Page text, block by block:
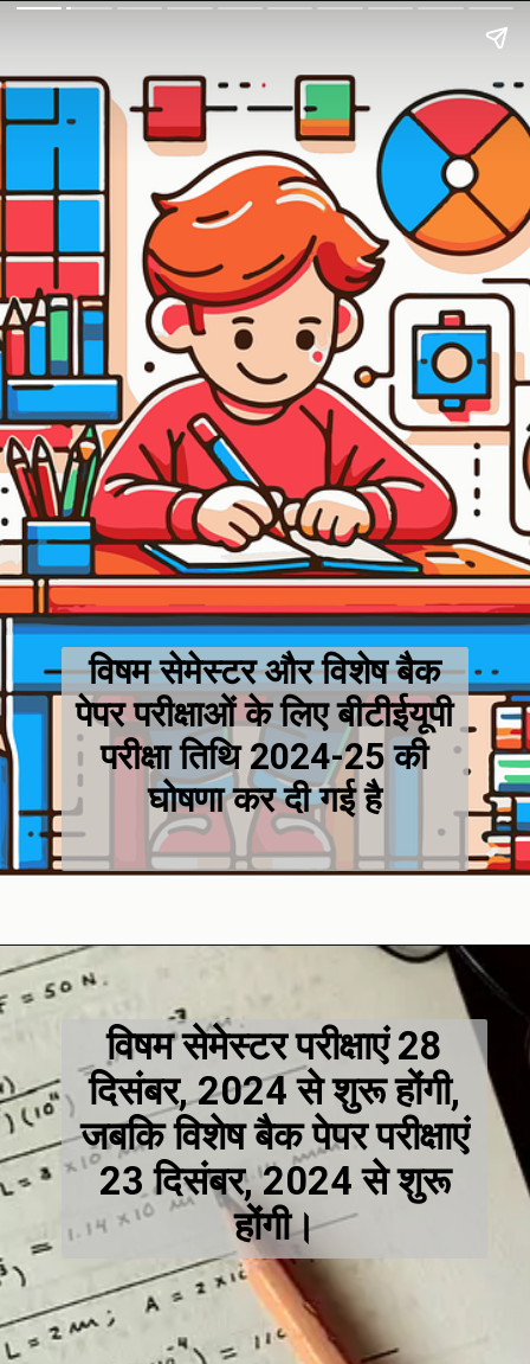
विषम सेमेस्टर और विशेष बैक
पेपर परीक्षाओं के लिए बीटीईयूपी
परीक्षा तिथि 2024-25 की
घोषणा कर दी गई है
विषम सेमेस्टर परीक्षाएं 28
दिसंबर, 2024 से शुरू होंगी,
जबकि विशेष बैक पेपर परीक्षाएं
23 दिसंबर, 2024 से शुरू
होंगी।